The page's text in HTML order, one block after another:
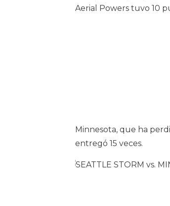
Aerial Powers tuvo 10
Minnesota, que ha
entregó 15 veces.